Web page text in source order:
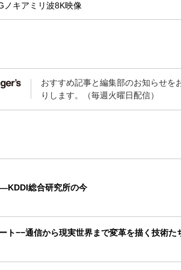
ノキア ミリ波8K映像
おすすめ記事と編集部のお知らせを
りします。（毎週火曜日配信）
総合研究所の今
ト−−通信から現実世界まで変革を描く技術た